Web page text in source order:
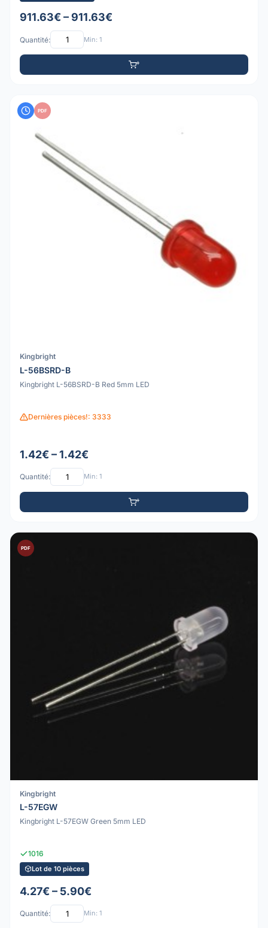
911.63€ – 911.63€
Quantité: Min: 1
PDF
Kingbright
L-56BSRD-B
Kingbright L-56BSRD-B Red 5mm LED
Dernières pièces!: 3333
1.42€ – 1.42€
Quantité: Min: 1
PDF
Kingbright
L-57EGW
Kingbright L-57EGW Green 5mm LED
1016
Lot de 10 pièces
4.27€ – 5.90€
Quantité: Min: 1